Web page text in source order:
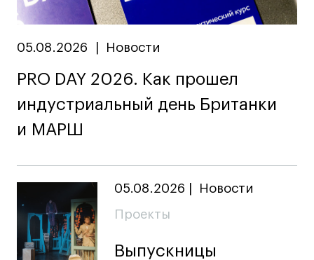
Карта сайта
05.08.2026 Новости
PRO DAY 2026. Как прошел
индустриальный день Британки
и МАРШ
05.08.2026 Новости
Проекты
Выпускницы